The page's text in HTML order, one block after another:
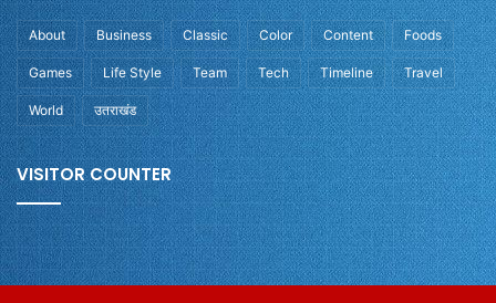
About Business Classic Color Content Foods
Games Life Style Team Tech Timeline Travel
World उतराखंड
VISITOR COUNTER